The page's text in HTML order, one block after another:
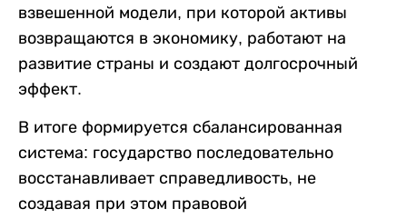
взвешенной модели, при которой активы
возвращаются в экономику, работают на
развитие страны и создают долгосрочный
эффект.
В итоге формируется сбалансированная
система: государство последовательно
восстанавливает справедливость, не
создавая при этом правовой